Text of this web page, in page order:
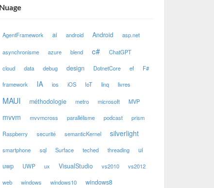
Nuage
AgentFramework ai android Android asp.net
asynchronisme azure blend c# ChatGPT
cloud data debug design DotnetCore ef F#
framework IA ios iOS IoT linq livres
MAUI méthodologie metro microsoft MVP
mvvm mvvmcross parallélisme podcast prism
Raspberry securité semanticKernel silverlight
smartphone sql Surface teched threading
ui
uwp
UWP ux VisualStudio vs2010 vs2012
web windows windows10 windows8